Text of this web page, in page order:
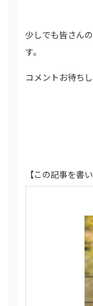
少しでも皆さん
す。
コメントお待ち
【この記事を書